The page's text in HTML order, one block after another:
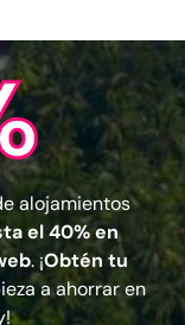
alojamientos
el 40% en
. ¡Obtén tu
a ahorrar en